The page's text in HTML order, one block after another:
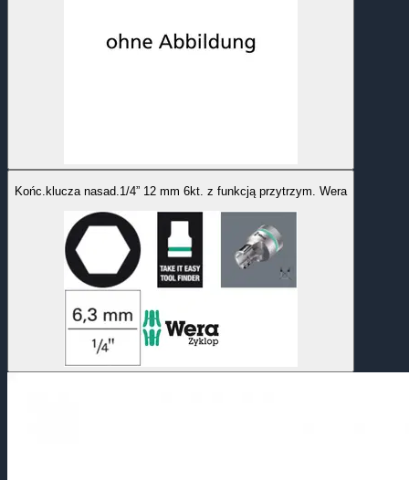
Końc.klucza nasad.1/4” 12 mm 6kt. z funkcją przytrzym. Wera